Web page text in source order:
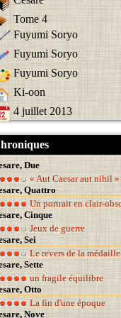
Tome 4
Fuyumi Soryo
Fuyumi Soryo
Fuyumi Soryo
Ki-oon
4 juillet 2013
Due
« Aut Caesar aut nihil »
Quattro
Un portrait en clair-
Cinque
Jeux de guerre
Sei
Le revers de la médaille
Sette
un fragile équilibre
Otto
La fin d'une époque
Nove